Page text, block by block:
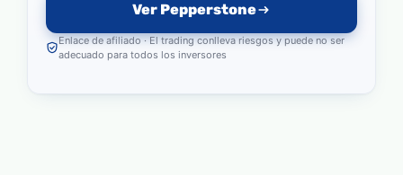
Ver Pepperstone
Enlace de afiliado · El trading conlleva riesgos y puede no ser
adecuado para todos los inversores